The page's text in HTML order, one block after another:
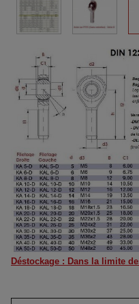
Déstockage : Dans la limite